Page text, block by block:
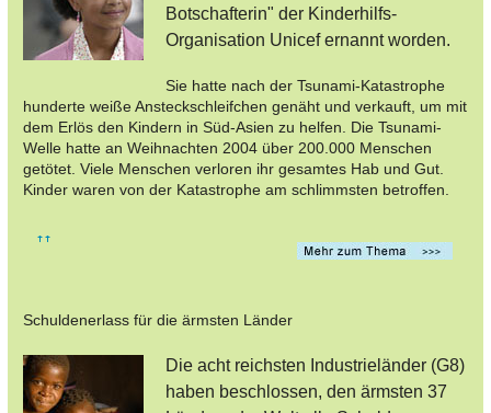
Botschafterin" der Kinderhilfs-
Organisation Unicef ernannt worden.
Sie hatte nach der Tsunami-Katastrophe
hunderte weiße Ansteckschleifchen genäht und verkauft, um mit
dem Erlös den Kindern in Süd-Asien zu helfen. Die Tsunami-
Welle hatte an Weihnachten 2004 über 200.000 Menschen
getötet. Viele Menschen verloren ihr gesamtes Hab und Gut.
Kinder waren von der Katastrophe am schlimmsten betroffen.
Schuldenerlass für die ärmsten Länder
Die acht reichsten Industrieländer (G8)
haben beschlossen, den ärmsten 37